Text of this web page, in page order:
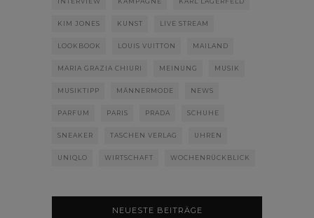
KIM JONES KUNST LIVE STREAM
LOOKBOOK LOUIS VUITTON MAILAND
MARIA GRAZIA CHIURI MEINUNG MUSIK
MUSIKTIPP MÄNNERMODE NEWS
PARFUM PARIS PRADA SCHUHE
SNEAKER TASCHEN VERLAG UHREN
UNIQLO WIRTSCHAFT WOCHENRÜCKBLICK
NEUESTE BEITRÄGE